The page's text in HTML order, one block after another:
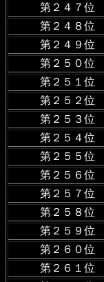
第２４７位
第２４８位
第２４９位
第２５０位
第２５１位
第２５２位
第２５３位
第２５４位
第２５５位
第２５６位
第２５７位
第２５８位
第２５９位
第２６０位
第２６１位